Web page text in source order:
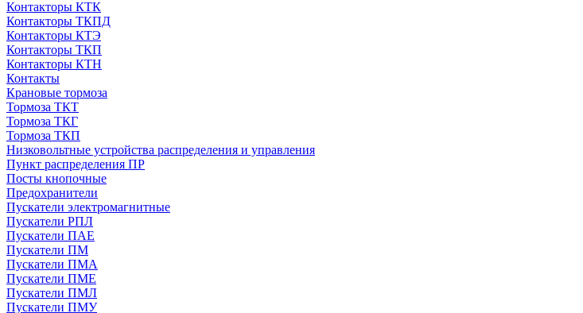
Контакторы КТК
Контакторы ТКПД
Контакторы КТЭ
Контакторы ТКП
Контакторы КТН
Контакты
Крановые тормоза
Тормоза ТКТ
Тормоза ТКГ
Тормоза ТКП
Низковольтные устройства распределения и управления
Пункт распределения ПР
Посты кнопочные
Предохранители
Пускатели электромагнитные
Пускатели РПЛ
Пускатели ПАЕ
Пускатели ПМ
Пускатели ПМА
Пускатели ПМЕ
Пускатели ПМЛ
Пускатели ПМУ